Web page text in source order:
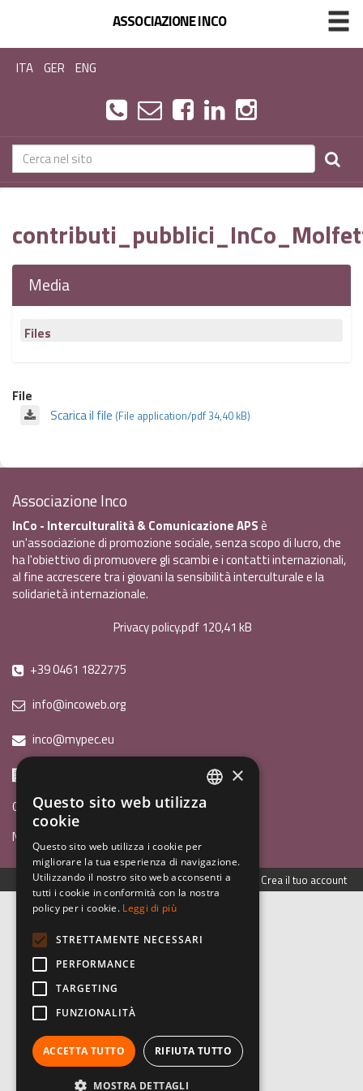
ASSOCIAZIONE INCO
ITA GER ENG
Media
Files
File
Scarica il file (File application/pdf 34,40 kB)
Associazione Inco
InCo - Interculturalità & Comunicazione APSè
un'associazione di promozione sociale, senza scopo di lucro, che
ha l'obiettivo di promuovere gli scambi e i contatti internazionali,
al fine accrescere tra i giovani la sensibilità interculturale e la
solidarietà internazionale.
Privacy policy.pdf 120,41 kB
+39 0461 1822775
info@incoweb.org
inco@mypec.eu
Via Scipio Sighele 3 38122 - Trento (TN)
Guida ai programmi
News
Accedi con il tuo account Crea il tuo account
GERMAN
×
Questo sito web utilizza
cookie
Questo sito web utilizza i cookie per
migliorare la tua esperienza di navigazione.
Utilizzando il nostro sito web acconsenti a
tutti i cookie in conformità con la nostra
policy per i cookie. Leggi di più
STRETTAMENTE NECESSARI
PERFORMANCE
TARGETING
FUNZIONALITÀ
ACCETTA TUTTO RIFIUTA TUTTO
MOSTRA DETTAGLI